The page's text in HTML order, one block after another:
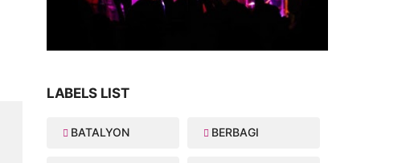
LABELS LIST
BATALYON BERBAGI